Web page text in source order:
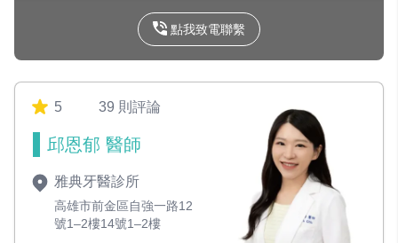
點我致電聯繫
5 39 則評論
邱恩郁 醫師
雅典牙醫診所
高雄市前金區自強一路12
號1–2樓14號1–2樓